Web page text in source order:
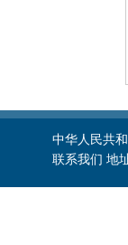
中华人民共
联系我们 地